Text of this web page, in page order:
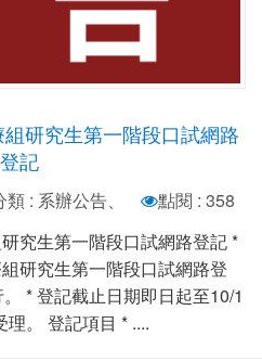
研究生第一階段口試網路
登記
類 : 系辦公告、
點閱 : 358
究生第一階段口試網路登記 *
研究生第一階段口試網路登
* 登記截止日期即日起至10/1
理。 登記項目 * ....